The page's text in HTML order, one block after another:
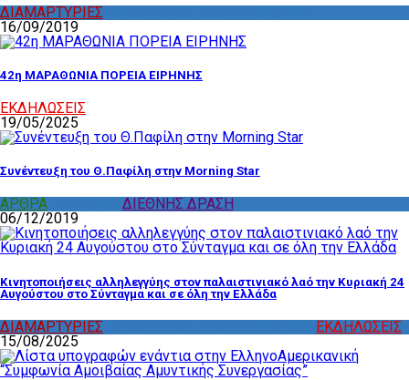
ΔΙΑΜΑΡΤΥΡΙΕΣ
16/09/2019
42η ΜΑΡΑΘΩΝΙΑ ΠΟΡΕΙΑ ΕΙΡΗΝΗΣ
ΕΚΔΗΛΩΣΕΙΣ
19/05/2025
Συνέντευξη του Θ.Παφίλη στην Morning Star
ΑΡΘΡΑ
ΔΙΕΘΝΗΣ ΔΡΑΣΗ
06/12/2019
Κινητοποιήσεις αλληλεγγύης στον παλαιστινιακό λαό την Κυριακή 24
Αυγούστου στο Σύνταγμα και σε όλη την Ελλάδα
ΔΙΑΜΑΡΤΥΡΙΕΣ
ΕΚΔΗΛΩΣΕΙΣ
15/08/2025